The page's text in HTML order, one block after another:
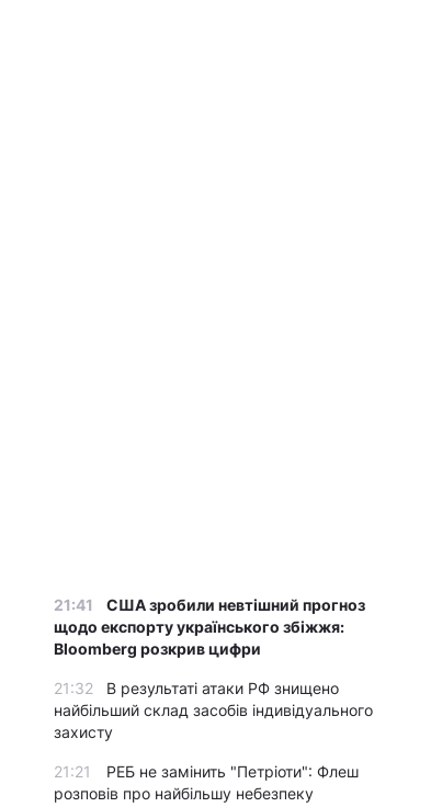
21:41
США зробили невтішний прогноз
щодо експорту українського збіжжя:
Bloomberg розкрив цифри
21:32
В результаті атаки РФ знищено
найбільший склад засобів індивідуального
захисту
21:21
РЕБ не замінить "Петріоти": Флеш
розповів про найбільшу небезпеку